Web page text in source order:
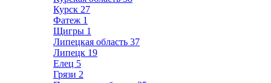
Курск 27
Фатеж 1
Щигры 1
Липецкая область 37
Липецк 19
Елец 5
Грязи 2